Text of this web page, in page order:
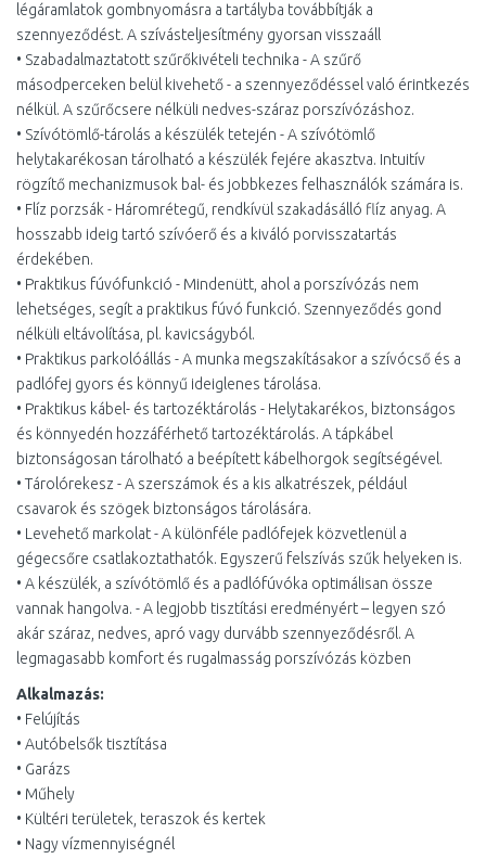
légáramlatok gombnyomásra a tartályba továbbítják a
szennyeződést. A szívásteljesítmény gyorsan visszaáll
• Szabadalmaztatott szűrőkivételi technika - A szűrő
másodperceken belül kivehető - a szennyeződéssel való érintkezés
nélkül. A szűrőcsere nélküli nedves-száraz porszívózáshoz.
• Szívótömlő-tárolás a készülék tetején - A szívótömlő
helytakarékosan tárolható a készülék fejére akasztva. Intuitív
rögzítő mechanizmusok bal- és jobbkezes felhasználók számára is.
• Flíz porzsák - Háromrétegű, rendkívül szakadásálló flíz anyag. A
hosszabb ideig tartó szívóerő és a kiváló porvisszatartás
érdekében.
• Praktikus fúvófunkció - Mindenütt, ahol a porszívózás nem
lehetséges, segít a praktikus fúvó funkció. Szennyeződés gond
nélküli eltávolítása, pl. kavicságyból.
• Praktikus parkolóállás - A munka megszakításakor a szívócső és a
padlófej gyors és könnyű ideiglenes tárolása.
• Praktikus kábel- és tartozéktárolás - Helytakarékos, biztonságos
és könnyedén hozzáférhető tartozéktárolás. A tápkábel
biztonságosan tárolható a beépített kábelhorgok segítségével.
• Tárolórekesz - A szerszámok és a kis alkatrészek, például
csavarok és szögek biztonságos tárolására.
• Levehető markolat - A különféle padlófejek közvetlenül a
gégecsőre csatlakoztathatók. Egyszerű felszívás szűk helyeken is.
• A készülék, a szívótömlő és a padlófúvóka optimálisan össze
vannak hangolva. - A legjobb tisztítási eredményért – legyen szó
akár száraz, nedves, apró vagy durvább szennyeződésről. A
legmagasabb komfort és rugalmasság porszívózás közben
Alkalmazás:
• Felújítás
• Autóbelsők tisztítása
• Garázs
• Műhely
• Kültéri területek, teraszok és kertek
• Nagy vízmennyiségnél